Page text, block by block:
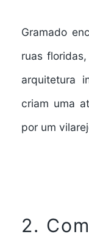
Gramado
ruas
arquitetura
criam uma
por um
2.